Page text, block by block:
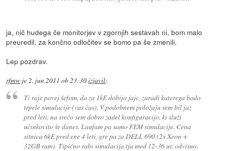
ja, nič hudega če monitorjev v zgornjih sestavah ni, bom malo
preuredil, za končno odločitev se bomo pa še zmenili.
Lep pozdrav.
rfmw je2. jun 2011 ob 23:30izjavil:
Ti raje povej šefom, da za 1kE dobijo jajc, zaradi katerega bodo
trpele simulacije (vas čas). V podobnem položaju sem bil jaz
pred leti, na srečo sem dobro zadel konfiguracijo, ki služi
učinkovito še danes. Laufam pa samo FEM simulacije. Cena
sitnica 6kE pred ene 4 leti, gre pa za DELL 690 (2x Xeon +
32GB ram). Tipično rabi simulacija tja med 12-36 ur, odvisno.